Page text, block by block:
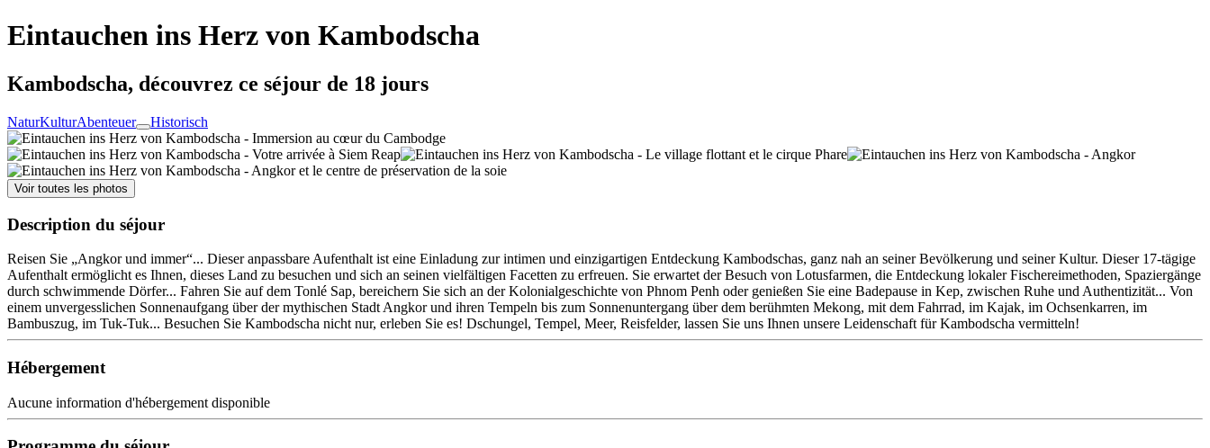
Eintauchen ins Herz von Kambodscha
Kambodscha, découvrez ce séjour de 18 jours
NaturKulturAbenteuer Historisch
Voir toutes les photos
Description du séjour
Reisen Sie „Angkor und immer“... Dieser anpassbare Aufenthalt ist eine Einladung zur intimen und einzigartigen Entdeckung Kambodschas, ganz nah an seiner Bevölkerung und seiner Kultur. Dieser 17-tägige
Aufenthalt ermöglicht es Ihnen, dieses Land zu besuchen und sich an seinen vielfältigen Facetten zu erfreuen. Sie erwartet der Besuch von Lotusfarmen, die Entdeckung lokaler Fischereimethoden, Spaziergänge
durch schwimmende Dörfer... Fahren Sie auf dem Tonlé Sap, bereichern Sie sich an der Kolonialgeschichte von Phnom Penh oder genießen Sie eine Badepause in Kep, zwischen Ruhe und Authentizität... Von
einem unvergesslichen Sonnenaufgang über der mythischen Stadt Angkor und ihren Tempeln bis zum Sonnenuntergang über dem berühmten Mekong, mit dem Fahrrad, im Kajak, im Ochsenkarren, im
Bambuszug, im Tuk-Tuk... Besuchen Sie Kambodscha nicht nur, erleben Sie es! Dschungel, Tempel, Meer, Reisfelder, lassen Sie uns Ihnen unsere Leidenschaft für Kambodscha vermitteln!
Hébergement
Aucune information d'hébergement disponible